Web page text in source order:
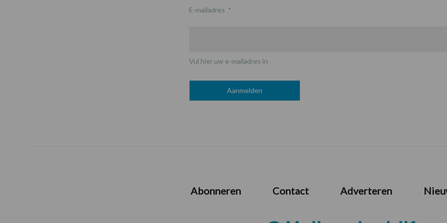
E-mailadres *
Vul hier uw e-mailadres in
Abonneren Contact Adverteren